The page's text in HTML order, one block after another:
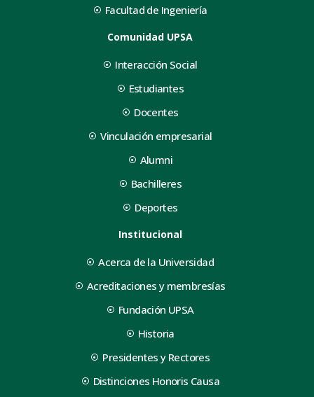
Facultad de Ingeniería
Comunidad UPSA
Interacción Social
Estudiantes
Docentes
Vinculación empresarial
Alumni
Bachilleres
Deportes
Institucional
Acerca de la Universidad
Acreditaciones y membresías
Fundación UPSA
Historia
Presidentes y Rectores
Distinciones Honoris Causa